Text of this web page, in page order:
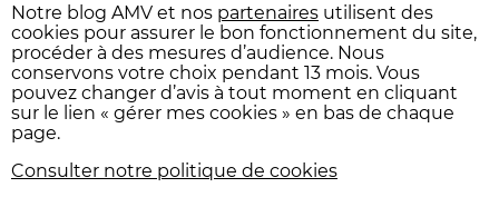
s’invite, une gêne
visuelle peut
s’installer. L’eau
éclabousse, distord les
lumières, efface les
repères. Quelle que
soit la vitesse, les
Notre blog AMV et nos partenaires utilisent des
cookies pour assurer le bon fonctionnement du site,
procéder à des mesures d’audience. Nous
conservons votre choix pendant 13 mois. Vous
pouvez changer d’avis à tout moment en cliquant
sur le lien « gérer mes cookies » en bas de chaque
page.
Consulter notre politique de cookies